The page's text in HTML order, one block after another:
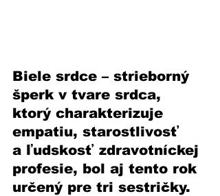
Biele srdce – strieborný
šperk v tvare srdca,
ktorý charakterizuje
empatiu, starostlivosť
a ľudskosť zdravotníckej
profesie, bol aj tento rok
určený pre tri sestričky.